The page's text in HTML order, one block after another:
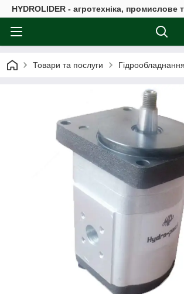
HYDROLIDER - агротехніка, промислове
Товари та послуги Гідрообладнання